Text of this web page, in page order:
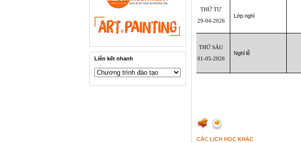
Liên kết nhanh
THỨ TƯ
29-04-2026
Lớp nghỉ
THỨ SÁU
01-05-2026
Nghỉ lễ
CÁC LỊCH HỌC KHÁC